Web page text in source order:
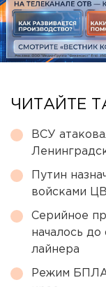
ЧИТАЙТЕ
ВСУ
Путин
войсками
Серийное
началось
лайнера
Режим